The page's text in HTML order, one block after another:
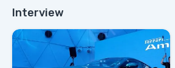
Interview